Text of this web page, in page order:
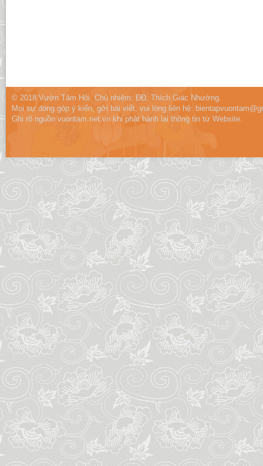
© 2018 Vườn Tâm Hội. Chủ nhiệm: ĐĐ. Thích Giác Nhường.
Mọi sự đóng góp ý kiến, gởi bài viết, vui lòng liên hệ:
Ghi rõ nguồn vuontam.net.vn khi phát hành lại thông tin từ Website.